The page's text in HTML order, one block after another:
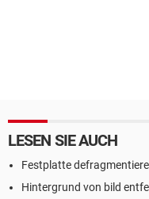
LESEN SIE AUCH
Festplatte
Hintergrund von bild